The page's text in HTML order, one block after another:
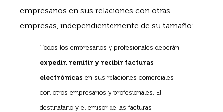
empresarios en sus relaciones con otras
empresas, independientemente de su tamaño:
Todos los empresarios y profesionales deberán
expedir, remitir y recibir facturas
electrónicas en sus relaciones comerciales
con otros empresarios y profesionales. El
destinatario y el emisor de las facturas